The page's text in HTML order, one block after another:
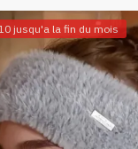
jusqu'a la fin du mois